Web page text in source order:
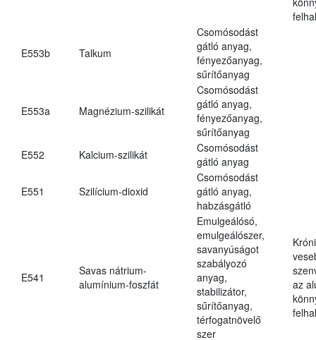
E553b Talkum
Csomósodást
gátló anyag,
fényezőanyag,
sűrítőanyag
E553a Magnézium-szilikát
Csomósodást
gátló anyag,
fényezőanyag,
sűrítőanyag
E552
Kalcium-szilikát
Csomósodást
gátló anyag
E551 Szilícium-dioxid
Csomósodást
gátló anyag,
habzásgátló
E541
Savas nátrium-
alumínium-foszfát
Emulgeálósó,
emulgeálószer,
savanyúságot
szabályozó
anyag,
stabilizátor,
sűrítőanyag,
térfogatnövelő
szer
az